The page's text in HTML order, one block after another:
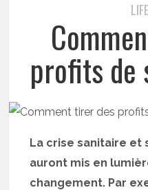
profits de
La crise sanitaire et
auront mis en
changement. Par